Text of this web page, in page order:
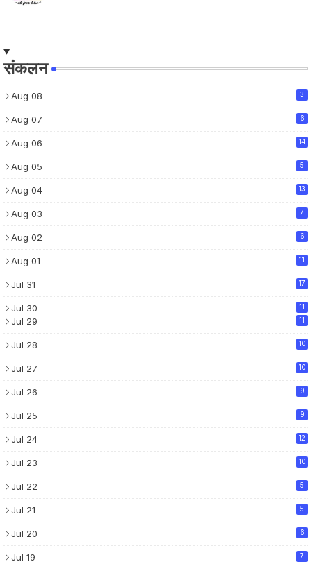
संकलन
Aug 08 3
Aug 07 6
Aug 06 14
Aug 05 5
Aug 04 13
Aug 03 7
Aug 02 6
Aug 01 11
Jul 31 17
Jul 30 11
Jul 29 11
Jul 28 10
Jul 27 10
Jul 26 9
Jul 25 9
Jul 24 12
Jul 23 10
Jul 22 5
Jul 21 5
Jul 20 6
Jul 19 7